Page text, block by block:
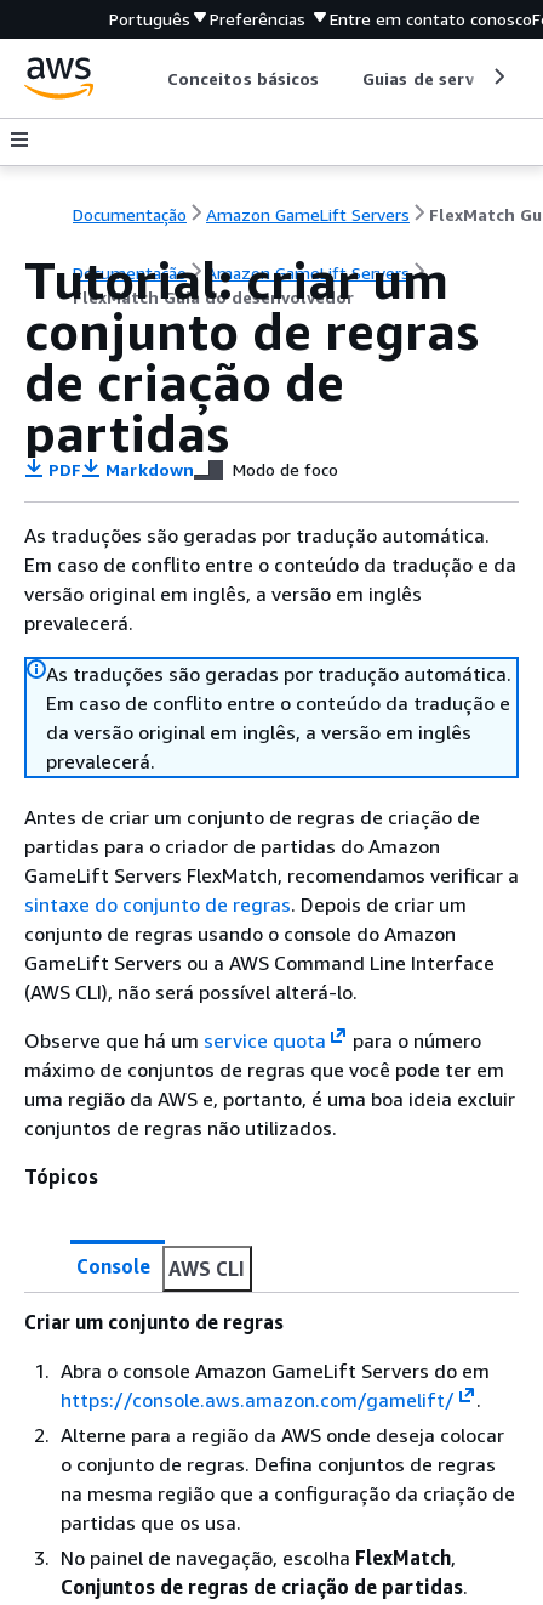
Português Preferências Entre em contato conosco
Conceitos básicos Guias de serviço
Documentação Amazon GameLift Servers
Documentação
Amazon GameLift Servers
FlexMatch Guia do desenvolvedor
Tutorial: criar um
conjunto de regras
de criação de
partidas
PDF Markdown Modo de foco
As traduções são geradas por tradução automática.
Em caso de conflito entre o conteúdo da tradução e da
versão original em inglês, a versão em inglês
prevalecerá.
As traduções são geradas por tradução automática.
Em caso de conflito entre o conteúdo da tradução e
da versão original em inglês, a versão em inglês
prevalecerá.
Antes de criar um conjunto de regras de criação de
partidas para o criador de partidas do Amazon
GameLift Servers FlexMatch, recomendamos verificar a
sintaxe do conjunto de regras. Depois de criar um
conjunto de regras usando o console do Amazon
GameLift Servers ou a AWS Command Line Interface
(AWS CLI), não será possível alterá-lo.
Observe que há um service quota
para o número
máximo de conjuntos de regras que você pode ter em
uma região da AWS e, portanto, é uma boa ideia excluir
conjuntos de regras não utilizados.
Tópicos
Console AWS CLI
Criar um conjunto de regras
Abra o console Amazon GameLift Servers do em
https://console.aws.amazon.com/gamelift/
.
Alterne para a região da AWS onde deseja colocar
o conjunto de regras. Defina conjuntos de regras
na mesma região que a configuração da criação de
partidas que os usa.
No painel de navegação, escolha FlexMatch,
Conjuntos de regras de criação de partidas.